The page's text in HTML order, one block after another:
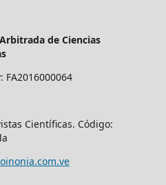
de Ciencias
FA2016000064
Científicas. Código: